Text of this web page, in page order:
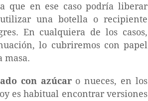
que en ese caso podría liberar
una botella o recipiente
En cualquiera de los casos,
lo cubriremos con papel
masa.
con azúcaro nueces, en los
es habitual encontrar versiones